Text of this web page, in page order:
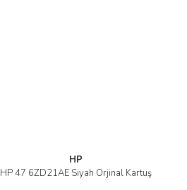
HP
HP 47 6ZD21AE Siyah Orjinal Kartuş
İncele